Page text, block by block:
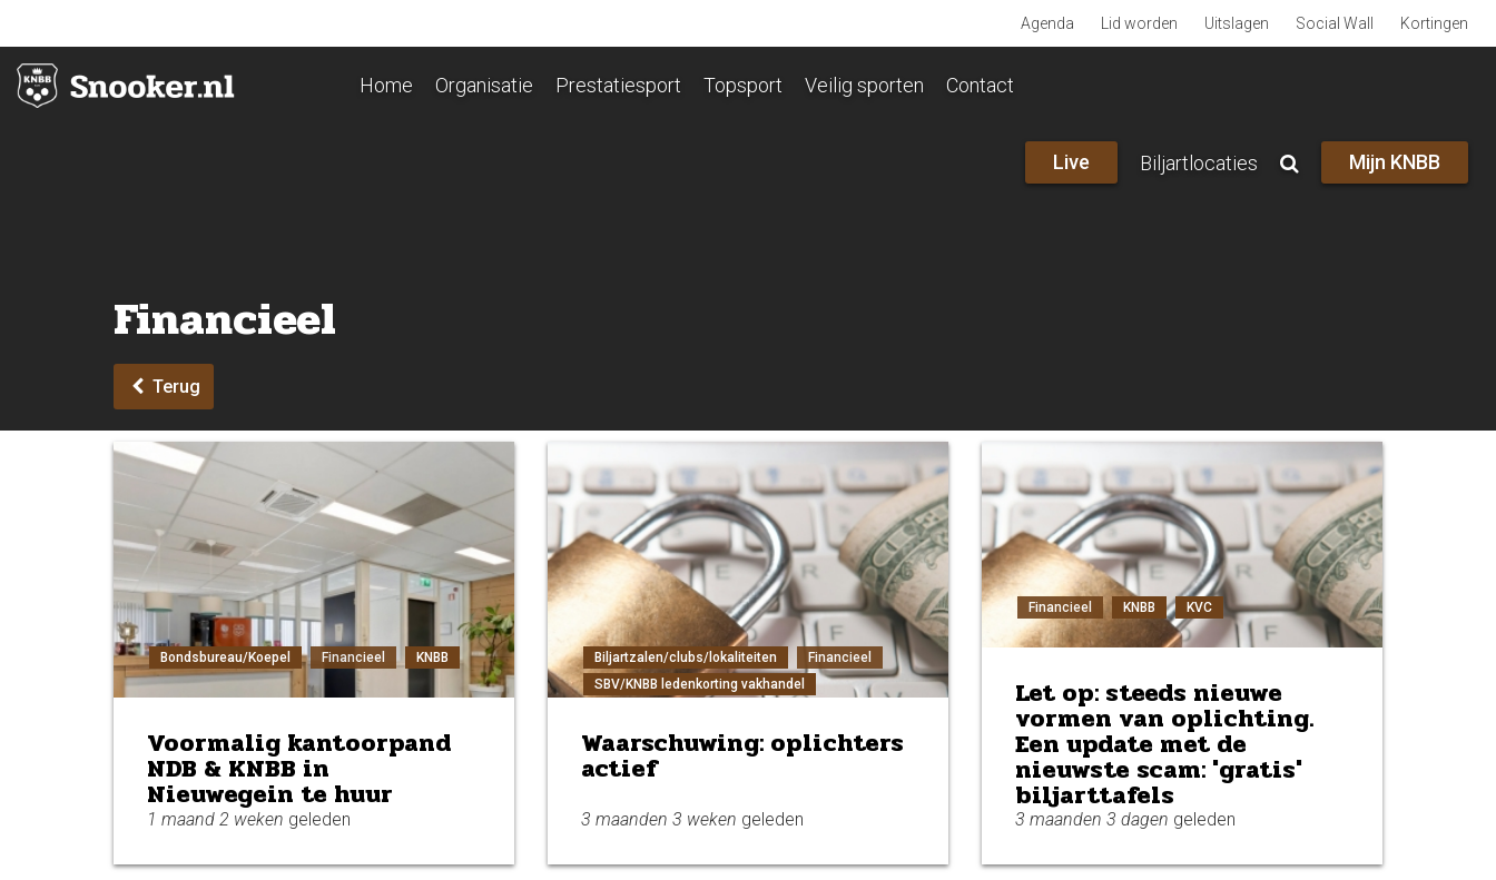
Agenda Lid worden Uitslagen Social Wall Kortingen
Home Organisatie Prestatiesport Topsport Veilig sporten Contact
Live Biljartlocaties Mijn KNBB
Financieel
Terug
Bondsbureau/Koepel Financieel KNBB
Voormalig kantoorpand
NDB & KNBB in
Nieuwegein te huur
1 maand 2 weken geleden
Biljartzalen/clubs/lokaliteiten
Financieel
SBV/KNBB ledenkorting vakhandel
Waarschuwing: oplichters
actief
3 maanden 3 weken geleden
Financieel KNBB KVC
Let op: steeds nieuwe
vormen van oplichting.
Een update met de
nieuwste scam: 'gratis'
biljarttafels
3 maanden 3 dagen geleden